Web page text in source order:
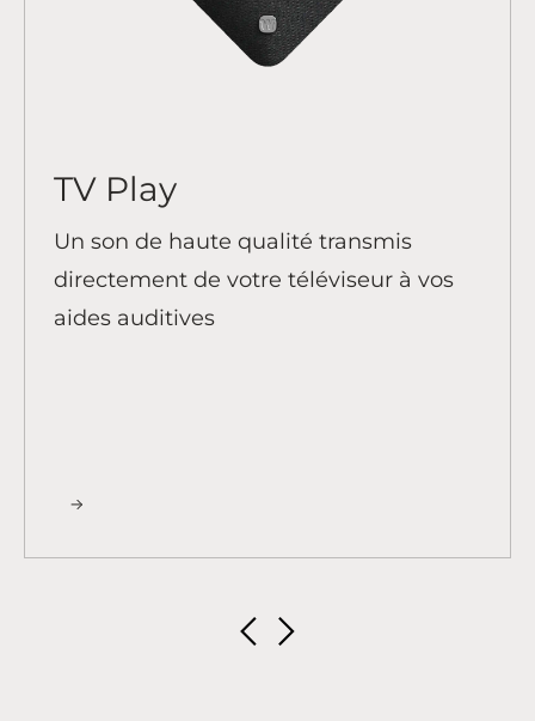
TV Play
Un son de haute qualité transmis
directement de votre téléviseur à vos
aides auditives